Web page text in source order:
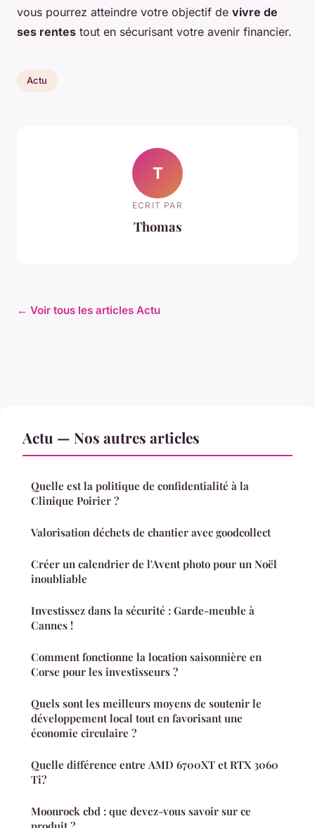
vous pourrez atteindre votre objectif de vivre de
ses rentes tout en sécurisant votre avenir financier.
Actu
T
ECRIT PAR
Thomas
← Voir tous les articles Actu
Actu — Nos autres articles
Quelle est la politique de confidentialité à la
Clinique Poirier ?
Valorisation déchets de chantier avec goodcollect
Créer un calendrier de l'Avent photo pour un Noël
inoubliable
Investissez dans la sécurité : Garde-meuble à
Cannes !
Comment fonctionne la location saisonnière en
Corse pour les investisseurs ?
Quels sont les meilleurs moyens de soutenir le
développement local tout en favorisant une
économie circulaire ?
Quelle différence entre AMD 6700XT et RTX 3060
Ti?
Moonrock cbd : que devez-vous savoir sur ce